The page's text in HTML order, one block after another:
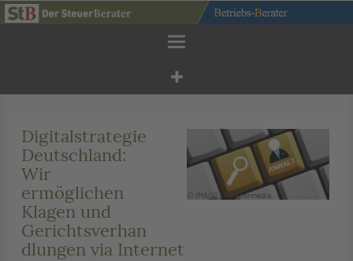
Zum
Inhalt
© IMAGO / Panthermedia
Digitalstrategie
Deutschland:
Wir
ermöglichen
Klagen und
Gerichtsverhan
dlungen via Internet